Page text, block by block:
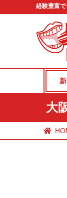
経験豊富
大